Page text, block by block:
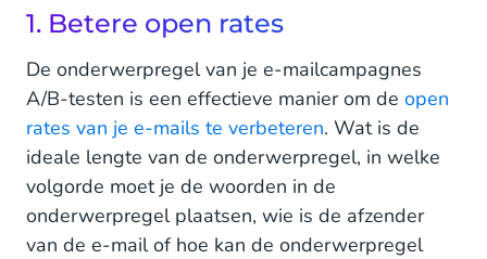
1. Betere open rates
De onderwerpregel van je e-mailcampagnes
A/B-testen is een effectieve manier om de open
rates van je e-mails te verbeteren. Wat is de
ideale lengte van de onderwerpregel, in welke
volgorde moet je de woorden in de
onderwerpregel plaatsen, wie is de afzender
van de e-mail of hoe kan de onderwerpregel